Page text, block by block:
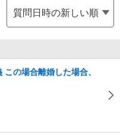
の場合離婚した場合、